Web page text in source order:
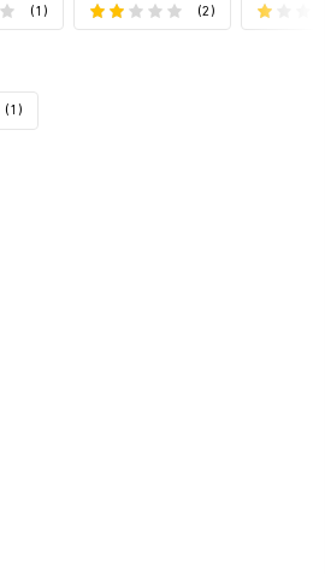
(1) (2)
(1)